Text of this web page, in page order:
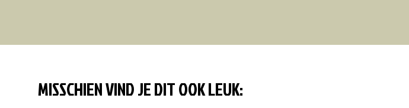
MISSCHIEN VIND JE DIT OOK LEUK: